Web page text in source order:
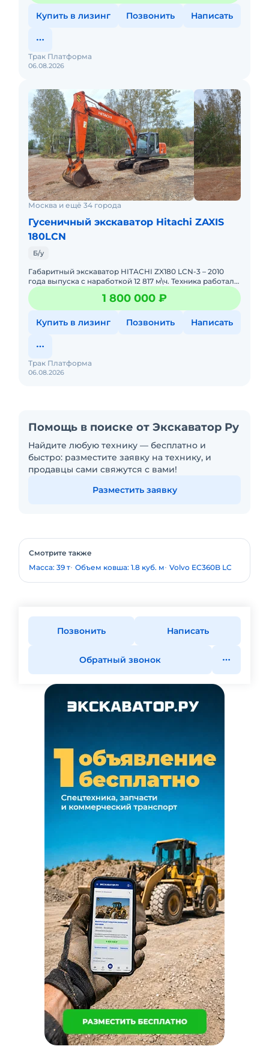
Купить в лизинг Позвонить Написать
06.08.2026
Трак Платформа
Москва и ещё 34 города
Гусеничный экскаватор Hitachi ZAXIS
180LCN
Б/у
Габаритный экскаватор HITACHI ZX180 LCN-3 – 2010
года выпуска с наработкой 12 817 м\ч. Техника работала
на собственном проекте, строительство коттеджного
1 800 000 ₽
Купить в лизинг Позвонить Написать
06.08.2026
Трак Платформа
Помощь в поиске от Экскаватор Ру
Найдите любую технику — бесплатно и
быстро: разместите заявку на технику, и
продавцы сами свяжутся с вами!
Разместить заявку
Смотрите также
Масса: 39 т Объем ковша: 1.8 куб. м Volvo EC360B LC
Позвонить Написать
Обратный звонок